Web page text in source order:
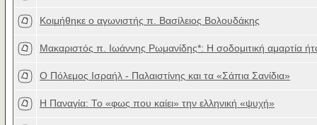
Κοιμήθηκε ο αγωνιστής π. Βασίλειος Βολουδάκης
Μακαριστός π. Ιωάννης Ρωμανίδης*: Η σοδομιτική αμαρτία
Ο Πόλεμος Ισραήλ - Παλαιστίνης και τα «Σάπια Σανίδια»
Η Παναγία: Το «φως που καίει» την ελληνική «ψυχή»